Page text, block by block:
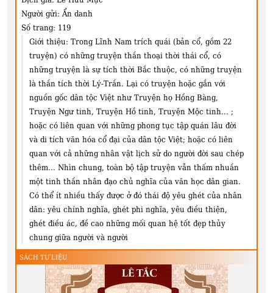
Người gửi: Ẩn danh
Số trang: 119
Giới thiệu: Trong Lĩnh Nam trích quái (bản cổ, gồm 22
truyện) có những truyện thần thoại thời thái cổ, có
những truyện là sự tích thời Bắc thuộc, có những truyện
là thần tích thời Lý-Trần. Lại có truyện hoặc gắn với
nguồn gốc dân tộc Việt như Truyện họ Hồng Bàng,
Truyện Ngư tinh, Truyện Hồ tinh, Truyện Mộc tinh... ;
hoặc có liên quan với những phong tục tập quán lâu đời
và di tích văn hóa cổ đại của dân tộc Việt; hoặc có liên
quan với cả những nhân vật lịch sử do người đời sau chép
thêm... Nhìn chung, toàn bộ tập truyện vẫn thấm nhuần
một tinh thần nhân đạo chủ nghĩa của văn học dân gian.
Có thể ít nhiều thấy được ở đó thái độ yêu ghét của nhân
dân: yêu chính nghĩa, ghét phi nghĩa, yêu điều thiện,
ghét điều ác, đề cao những mối quan hệ tốt đẹp thủy
chung giữa người và người
SÁCH TƯ LIỆU